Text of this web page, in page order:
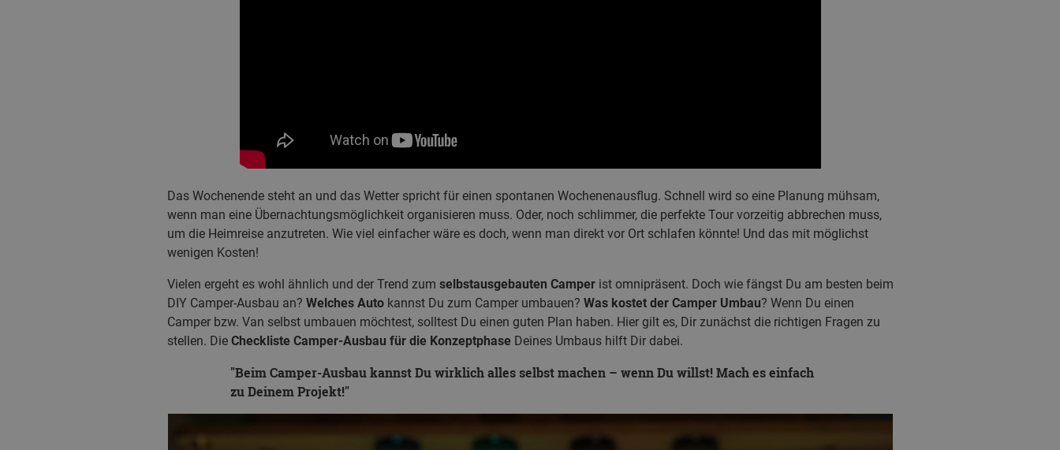
Das Wochenende steht an und das Wetter spricht für einen spontanen Wochenenausflug. Schnell wird so eine Planung mühsam,
wenn man eine Übernachtungsmöglichkeit organisieren muss. Oder, noch schlimmer, die perfekte Tour vorzeitig abbrechen muss,
um die Heimreise anzutreten. Wie viel einfacher wäre es doch, wenn man direkt vor Ort schlafen könnte! Und das mit möglichst
wenigen Kosten!
Vielen ergeht es wohl ähnlich und der Trend zum selbstausgebauten Camperist omnipräsent. Doch wie fängst Du am besten beim
DIY Camper-Ausbau an? Welches Autokannst Du zum Camper umbauen? Was kostet der Camper Umbau? Wenn Du einen
Camper bzw. Van selbst umbauen möchtest, solltest Du einen guten Plan haben. Hier gilt es, Dir zunächst die richtigen Fragen zu
stellen. Die Checkliste Camper-Ausbau für die Konzeptphase Deines Umbaus hilft Dir dabei.
Beim Camper-Ausbau kannst Du wirklich alles selbst machen – wenn Du willst! Mach es einfach
zu Deinem Projekt!